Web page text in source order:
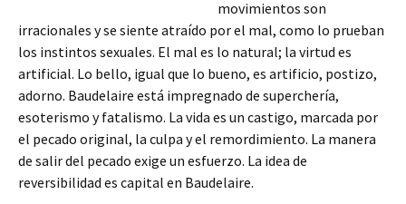
movimientos son
irracionales y se siente atraído por el mal, como lo prueban
los instintos sexuales. El mal es lo natural; la virtud es
artificial. Lo bello, igual que lo bueno, es artificio, postizo,
adorno. Baudelaire está impregnado de superchería,
esoterismo y fatalismo. La vida es un castigo, marcada por
el pecado original, la culpa y el remordimiento. La manera
de salir del pecado exige un esfuerzo. La idea de
reversibilidad es capital en Baudelaire.